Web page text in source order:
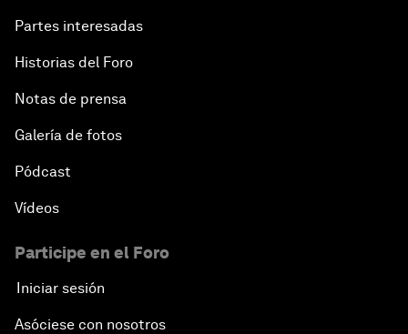
Partes interesadas
Historias del Foro
Notas de prensa
Galería de fotos
Pódcast
Vídeos
Participe en el Foro
Iniciar sesión
Asóciese con nosotros